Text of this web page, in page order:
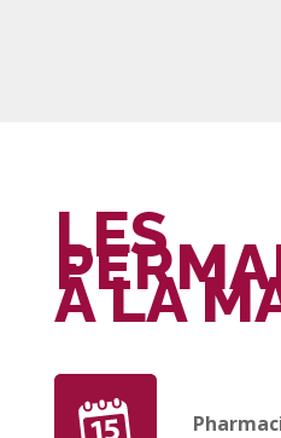
LES
À LA